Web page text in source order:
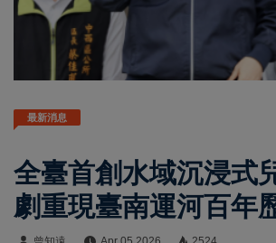
最新消息
全臺首創水域沉浸式
劇重現臺南運河百年